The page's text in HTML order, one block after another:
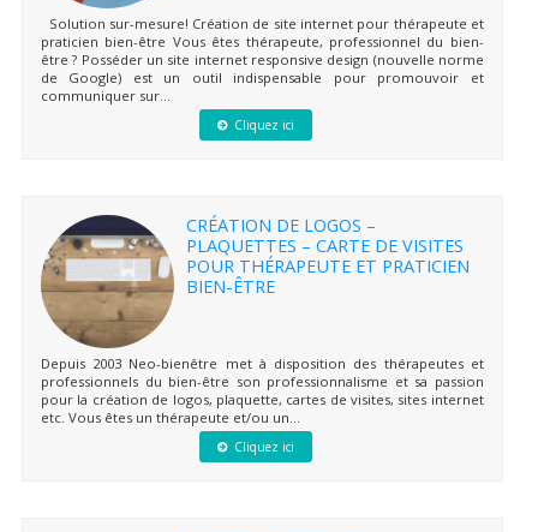
Solution sur-mesure! Création de site internet pour thérapeute et
praticien bien-être Vous êtes thérapeute, professionnel du bien-
être ? Posséder un site internet responsive design (nouvelle norme
de Google) est un outil indispensable pour promouvoir et
communiquer sur...
Cliquez ici
CRÉATION DE LOGOS –
PLAQUETTES – CARTE DE VISITES
POUR THÉRAPEUTE ET PRATICIEN
BIEN-ÊTRE
Depuis 2003 Neo-bienêtre met à disposition des thérapeutes et
professionnels du bien-être son professionnalisme et sa passion
pour la création de logos, plaquette, cartes de visites, sites internet
etc. Vous êtes un thérapeute et/ou un...
Cliquez ici